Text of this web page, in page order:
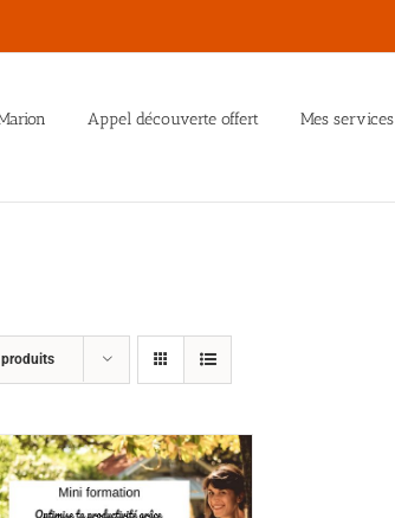
Appel découverte offert Mes services